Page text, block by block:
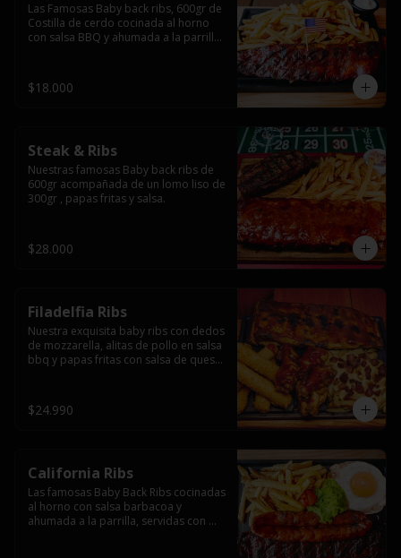
Las Famosas Baby back ribs, 600gr de
Costilla de cerdo cocinada al horno
con salsa BBQ y ahumada a la parrilla
$18.000
Steak & Ribs
Nuestras famosas Baby back ribs de
600gr acompañada de un lomo liso de
300gr , papas fritas y salsa.
$28.000
Filadelfia Ribs
Nuestra exquisita baby ribs con dedos
de mozzarella, alitas de pollo en salsa
bbq y papas fritas con salsa de queso
$24.990
California Ribs
Las famosas Baby Back Ribs cocinadas
al horno con salsa barbacoa y
ahumada a la parrilla, servidas con